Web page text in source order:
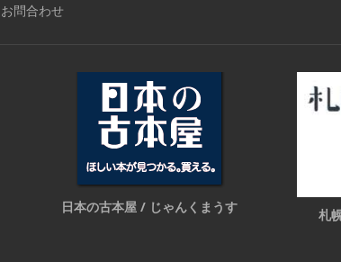
お問合わせ
日本の古本屋 / じゃんくまうす 札